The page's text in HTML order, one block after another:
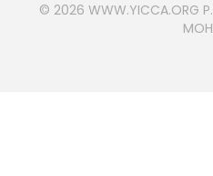
© 2026 WWW.YICCA.ORG